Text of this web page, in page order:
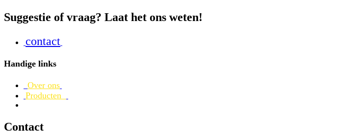
Suggestie of vraag? Laat het ons weten!
contact
Handige links
Over ons
Producten
Contact